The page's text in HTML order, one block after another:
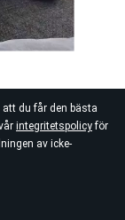
du får den bästa
integritetspolicyför
av icke-